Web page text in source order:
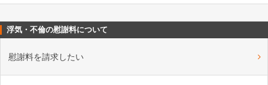
浮気・不倫の慰謝料について
慰謝料を請求したい